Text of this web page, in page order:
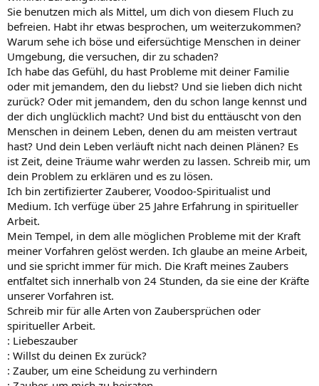
Sie benutzen mich als Mittel, um dich von diesem Fluch zu
befreien. Habt ihr etwas besprochen, um weiterzukommen?
Warum sehe ich böse und eifersüchtige Menschen in deiner
Umgebung, die versuchen, dir zu schaden?
Ich habe das Gefühl, du hast Probleme mit deiner Familie
oder mit jemandem, den du liebst? Und sie lieben dich nicht
zurück? Oder mit jemandem, den du schon lange kennst und
der dich unglücklich macht? Und bist du enttäuscht von den
Menschen in deinem Leben, denen du am meisten vertraut
hast? Und dein Leben verläuft nicht nach deinen Plänen? Es
ist Zeit, deine Träume wahr werden zu lassen. Schreib mir, um
dein Problem zu erklären und es zu lösen.
Ich bin zertifizierter Zauberer, Voodoo-Spiritualist und
Medium. Ich verfüge über 25 Jahre Erfahrung in spiritueller
Arbeit.
Mein Tempel, in dem alle möglichen Probleme mit der Kraft
meiner Vorfahren gelöst werden. Ich glaube an meine Arbeit,
und sie spricht immer für mich. Die Kraft meines Zaubers
entfaltet sich innerhalb von 24 Stunden, da sie eine der Kräfte
unserer Vorfahren ist.
Schreib mir für alle Arten von Zaubersprüchen oder
spiritueller Arbeit.
: Liebeszauber
: Willst du deinen Ex zurück?
: Zauber, um eine Scheidung zu verhindern